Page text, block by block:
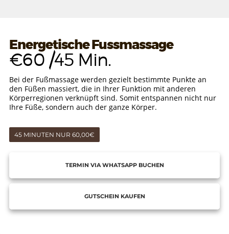
Energetische Fussmassage
€60 /45 Min.
Bei der Fußmassage werden gezielt bestimmte Punkte an
den Füßen massiert, die in Ihrer Funktion mit anderen
Körperregionen verknüpft sind. Somit entspannen nicht nur
Ihre Füße, sondern auch der ganze Körper.
45 MINUTEN NUR 60,00€
TERMIN VIA WHATSAPP BUCHEN
GUTSCHEIN KAUFEN